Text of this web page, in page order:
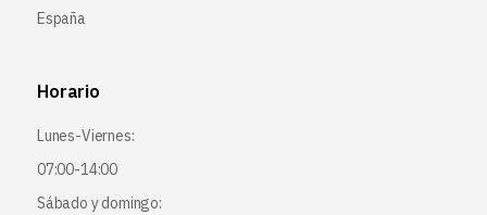
España
Horario
Lunes-Viernes:
07:00-14:00
Sábado y domingo: